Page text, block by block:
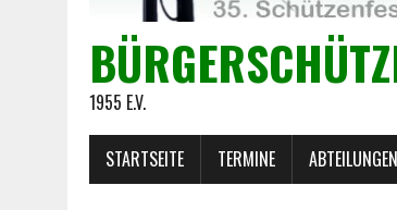
1955 E.V.
STARTSEITE TERMINE ABTEILUNGEN